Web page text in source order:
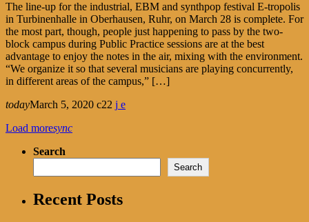
The line-up for the industrial, EBM and synthpop festival E-tropolis
in Turbinenhalle in Oberhausen, Ruhr, on March 28 is complete. For
the most part, though, people just happening to pass by the two-
block campus during Public Practice sessions are at the best
advantage to enjoy the notes in the air, mixing with the environment.
“We organize it so that several musicians are playing concurrently,
in different areas of the campus,” […]
todayMarch 5, 2020
22
Load moresync
Search
Search
Recent Posts